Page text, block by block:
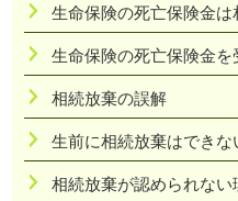
生命保険の死亡保険金
生命保険の死亡保険金
相続放棄の誤解
生前に相続放棄はできな
相続放棄が認められない